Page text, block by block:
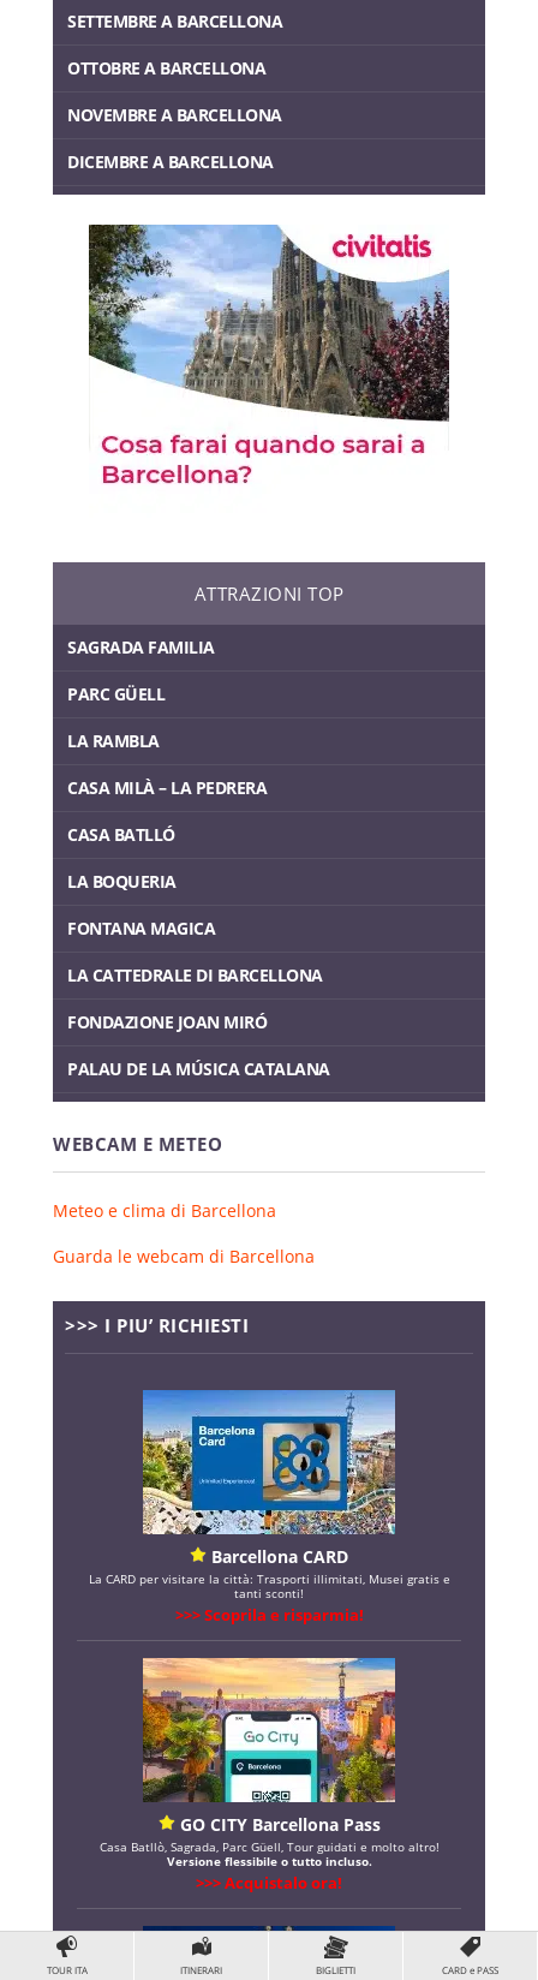
SETTEMBRE A BARCELLONA
OTTOBRE A BARCELLONA
NOVEMBRE A BARCELLONA
DICEMBRE A BARCELLONA
ATTRAZIONI TOP
SAGRADA FAMILIA
PARC GÜELL
LA RAMBLA
CASA MILÀ – LA PEDRERA
CASA BATLLÓ
LA BOQUERIA
FONTANA MAGICA
LA CATTEDRALE DI BARCELLONA
FONDAZIONE JOAN MIRÓ
PALAU DE LA MÚSICA CATALANA
WEBCAM E METEO
Meteo e clima di Barcellona
Guarda le webcam di Barcellona
>>> I PIU’ RICHIESTI
Barcellona CARD
La CARD per visitare la città: Trasporti illimitati, Musei gratis e
tanti sconti!
>>> Scoprila e risparmia!
GO CITY Barcellona Pass
Casa Batllò, Sagrada, Parc Güell, Tour guidati e molto altro!
Versione flessibile o tutto incluso.
>>> Acquistalo ora!
TOUR ITA ITINERARI BIGLIETTI CARD e PASS